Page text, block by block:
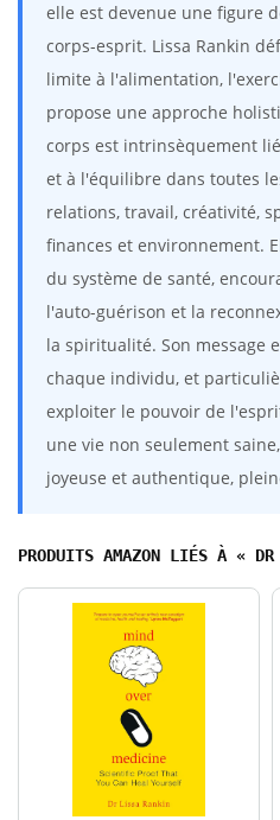
elle est devenue une figure
corps-esprit. Lissa Rankin
limite à l'alimentation,
propose une approche
corps est intrinsèquement
et à l'équilibre dans toutes
relations, travail, créativité,
finances et environnement.
du système de santé,
l'auto-guérison et la
la spiritualité. Son message
chaque individu, et
exploiter le pouvoir de
une vie non seulement
joyeuse et authentique,
PRODUITS AMAZON LIÉS À «